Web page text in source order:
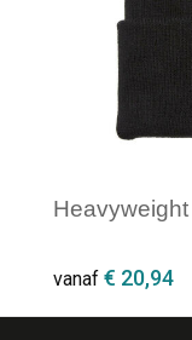
vanaf € 20,94